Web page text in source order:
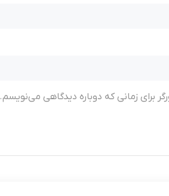
برای زمانی که دوباره دیدگاهی می‌نویسم.